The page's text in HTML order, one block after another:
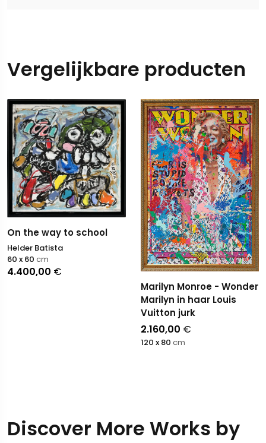
Vergelijkbare producten
On the way to school
Helder Batista
4.400,00 €
60 x 60 cm
Marilyn Monroe - Wonder
Marilyn in haar Louis
Vuitton jurk
2.160,00 €
120 x 80 cm
Discover More Works by